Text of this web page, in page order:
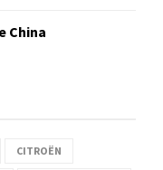
China
CITROËN